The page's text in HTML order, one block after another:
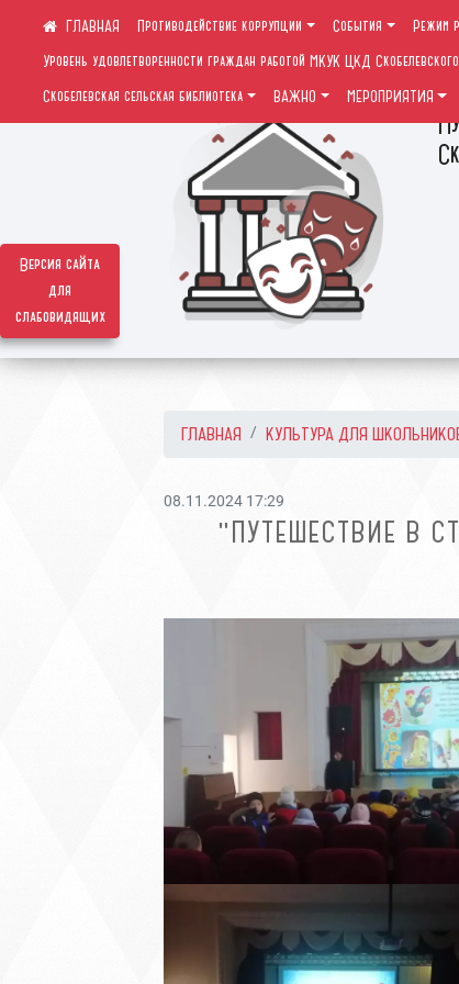
Версия сайта
для
слабовидящих
Противодействие коррупции События Режим
Уровень удовлетворенности граждан работой МКУК ЦКД
Скобелевская сельская библиотека
ВАЖНО МЕРОПРИЯТИЯ
ГЛАВНАЯ КУЛЬТУРА ДЛЯ
08.11.2024 17:29
"ПУТЕШЕСТВИЕ В